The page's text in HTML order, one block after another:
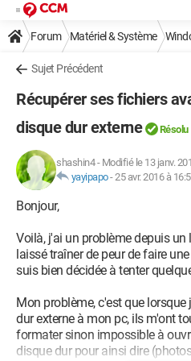
Forum Matériel & Système
Sujet Précédent
Récupérer ses fichiers
disque dur externe
Résolu
shashin4- Modifié le 13 janv.
yayipapo-25 avr. 2016 à
Bonjour,
Voilà, j'ai un problème depuis
laissé traîner de peur de faire
suis bien décidée à tenter
Mon problème, c'est que
dur externe à mon pc, ils m'ont
formater sinon impossible à
disque dur pour ainsi dire